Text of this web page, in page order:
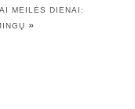
MEILĖS DIENAI:
»